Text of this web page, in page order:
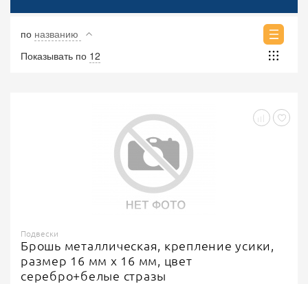
по названию
Показывать по 12
Подвески
Брошь металлическая, крепление усики,
размер 16 мм х 16 мм, цвет
серебро+белые стразы